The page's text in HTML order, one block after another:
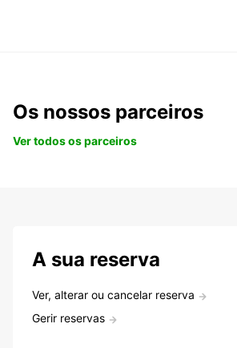
Os nossos parceiros
Ver todos os parceiros
A sua reserva
Ver, alterar ou cancelar reserva
Gerir reservas